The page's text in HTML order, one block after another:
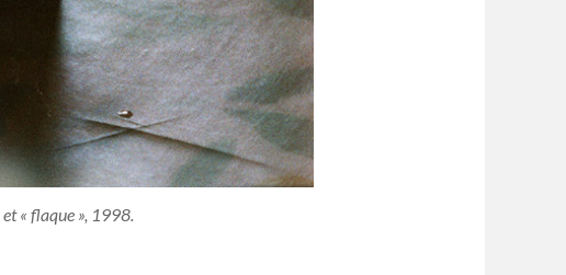
« flaque », 1998.